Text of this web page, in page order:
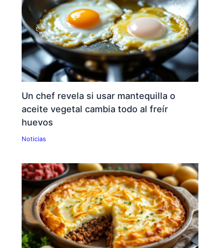
Un chef revela si usar mantequilla o
aceite vegetal cambia todo al freír
huevos
Noticias